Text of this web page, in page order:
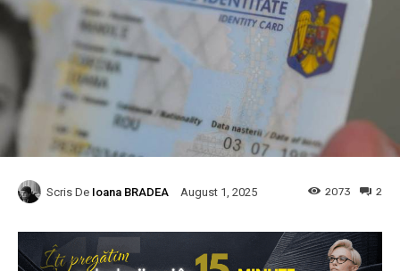
Scris De Ioana BRADEA August 1, 2025 2
2073